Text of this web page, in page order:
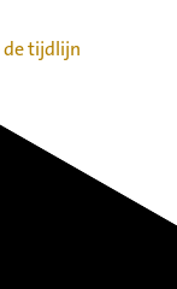
de tijdlijn